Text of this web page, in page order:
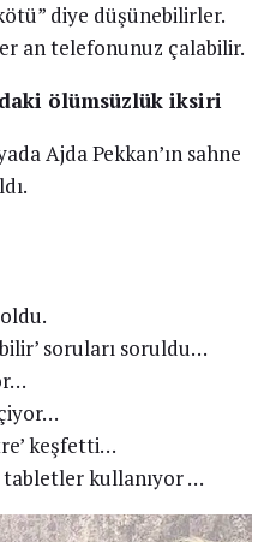
diye düşünebilirler.
an telefonunuz çalabilir.
ölümsüzlük iksiri
Ajda Pekkan’ın sahne
soruları soruldu…
keşfetti…
tabletler kullanıyor …